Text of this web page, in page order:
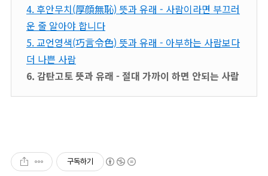
4. 후안무치(厚顔無恥) 뜻과 유래 - 사람이라면 부끄러
운 줄 알아야 합니다
5. 교언영색(巧言令色) 뜻과 유래 - 아부하는 사람보다
더 나쁜 사람
6. 감탄고토 뜻과 유래 - 절대 가까이 하면 안되는 사람
구독하기